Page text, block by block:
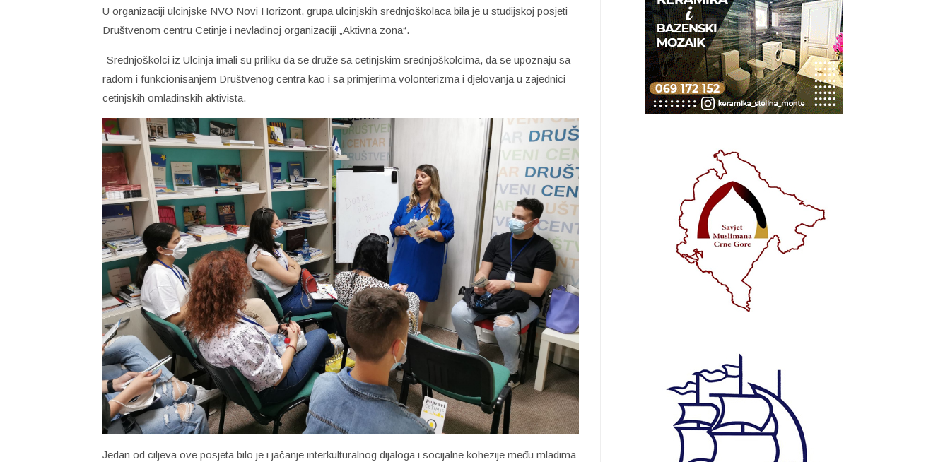
U organizaciji ulcinjske NVO Novi Horizont, grupa ulcinjskih srednjoškolaca bila je u studijskoj posjeti
Društvenom centru Cetinje i nevladinoj organizaciji „Aktivna zona“.
-Srednjoškolci iz Ulcinja imali su priliku da se druže sa cetinjskim srednjoškolcima, da se upoznaju sa
radom i funkcionisanjem Društvenog centra kao i sa primjerima volonterizma i djelovanja u zajednici
cetinjskih omladinskih aktivista.
Jedan od ciljeva ove posjeta bilo je i jačanje interkulturalnog dijaloga i socijalne kohezije među mladima